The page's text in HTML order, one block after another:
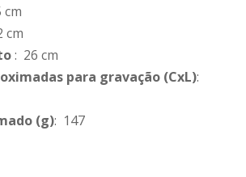
cm
cm
: 26 cm
para gravação(CxL):
(g): 147